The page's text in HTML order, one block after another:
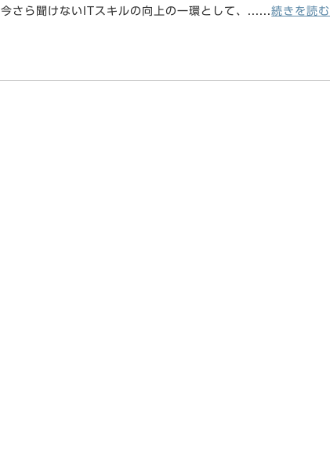
今さら聞けないITスキルの向上の一環として、......続きを読む